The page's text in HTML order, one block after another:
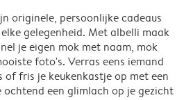
originele, persoonlijke cadeaus
gelegenheid. Met albelli maak
je eigen mok met naam, mok
foto's. Verras eens iemand
of fris je keukenkastje op met een
ochtend een glimlach op je gezicht